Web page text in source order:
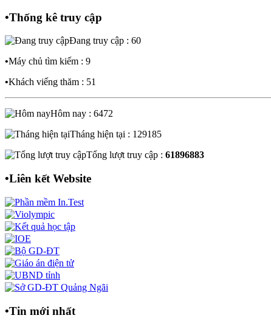
•Thống kê truy cập
Đang truy cập : 60
•Máy chủ tìm kiếm : 9
•Khách viếng thăm : 51
Hôm nay : 6472
Tháng hiện tại : 129185
Tổng lượt truy cập : 61896883
•Liên kết Website
•Tin mới nhất